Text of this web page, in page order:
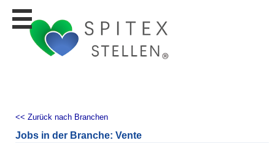
Stellen
finden
Personalberatungen
Tipp's
<< Zurück nach Branchen
Jobs in der Branche: Vente